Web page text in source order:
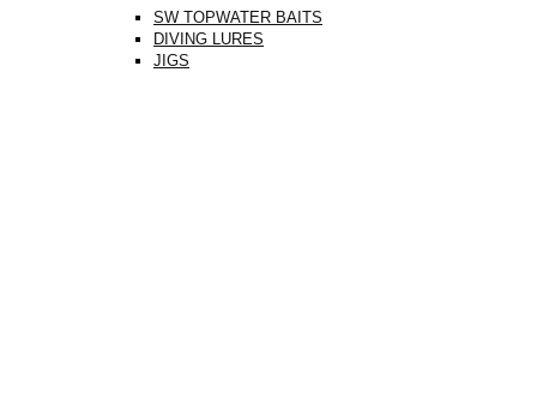
SW TOPWATER BAITS
DIVING LURES
JIGS